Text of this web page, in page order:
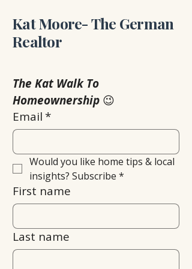
Kat Moore- The German
Realtor
The Kat Walk To
Homeownership 😉
Email *
Would you like home tips & local
insights? Subscribe *
First name
Last name